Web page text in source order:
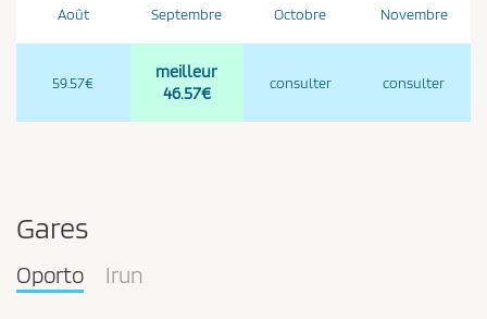
Août
59.57€
Septembre
meilleur
46.57€
Octobre
consulter
Novembre
consulter
Gares
Oporto Irun